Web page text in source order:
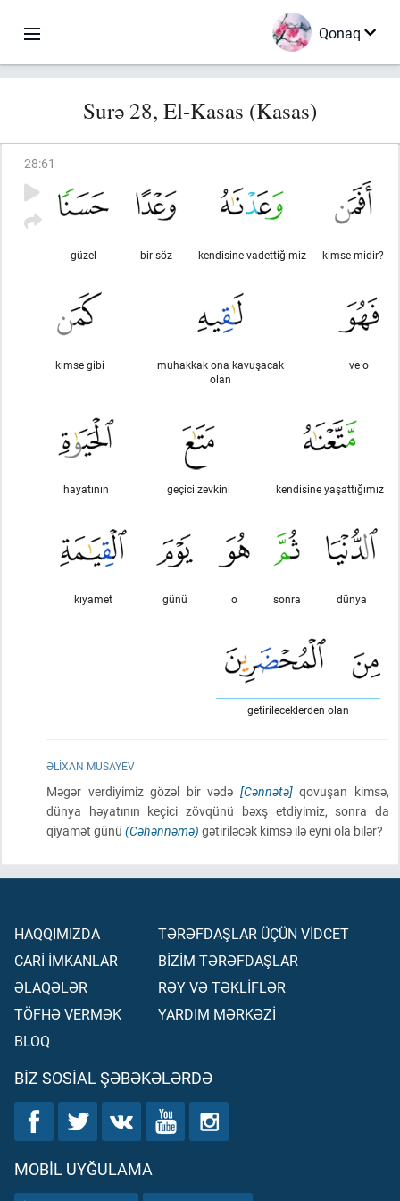
Qonaq
Surə 28, El-Kasas (Kasas)
28:61
kimse midir?
kendisine vadettiğimiz
bir söz
güzel
ve o
muhakkak ona kavuşacak
olan
kimse gibi
kendisine yaşattığımız
geçici zevkini
hayatının
dünya
sonra
o
günü
kıyamet
getirileceklerden olan
ƏLIXAN MUSAYEV
Məgər verdiyimiz gözəl bir vədə [Cənnətə]qovuşan kimsə,
dünya həyatının keçici zövqünü bəxş etdiyimiz, sonra da
qiyamət günü (Cəhənnəmə) gətiriləcək kimsə ilə eyni ola bilər?
HAQQIMIZDA
CARİ İMKANLAR
ƏLAQƏLƏR
TÖFHƏ VERMƏK
BLOQ
TƏRƏFDAŞLAR ÜÇÜN VİDCET
BİZİM TƏRƏFDAŞLAR
RƏY VƏ TƏKLİFLƏR
YARDIM MƏRKƏZİ
BIZ SOSIAL ŞƏBƏKƏLƏRDƏ
MOBIL UYĞULAMA